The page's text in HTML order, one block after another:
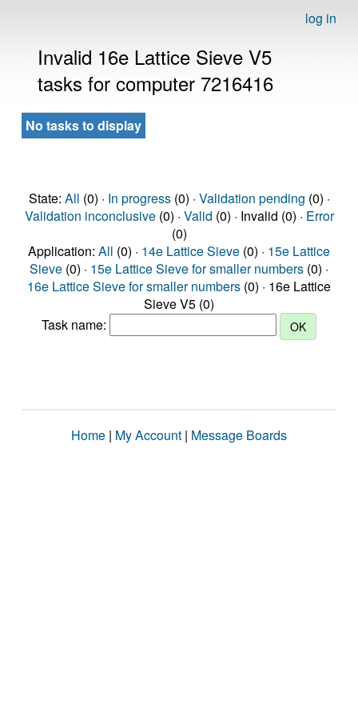
log in
Invalid 16e Lattice Sieve V5
tasks for computer 7216416
No tasks to display
State: All (0) · In progress(0) · Validation pending (0) ·
Validation inconclusive(0) · Valid (0) · Invalid (0) · Error
(0)
Application: All (0) · 14e Lattice Sieve (0) · 15e Lattice
Sieve (0) · 15e Lattice Sieve for smaller numbers (0) ·
16e Lattice Sieve for smaller numbers (0) · 16e Lattice
Sieve V5 (0)
Task name:
Home | My Account | Message Boards